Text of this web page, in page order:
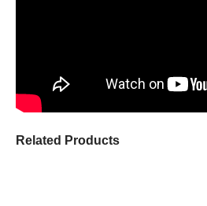
Related Products